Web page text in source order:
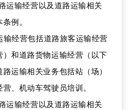
运输经营以及道路运输相关
例。
输经营包括道路旅客运输经营
）和道路货物运输经营（以下
运输相关业务包括站（场）
、机动车驾驶员培训。
运输经营以及道路运输相关